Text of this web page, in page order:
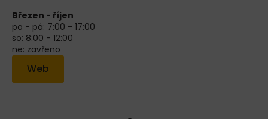
Březen - říjen
po - pá: 7:00 - 17:00
so: 8:00 - 12:00
ne: zavřeno
Web